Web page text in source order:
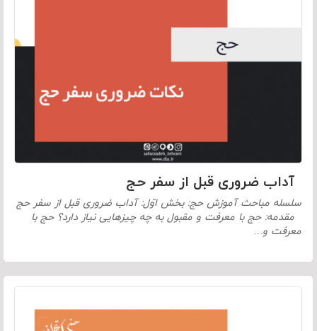
آداب ضروری قبل از سفر حج
سلسله مباحث آموزش حج: بخش اوّل: آداب ضروری قبل از سفر حج
مقدمه: حج با معرفت و مقبول به چه چیزهایی نیاز دارد؟ حج با
معرفت و…